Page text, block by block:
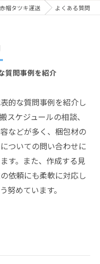
帽タツキ運送 よくある質問
質問事例を紹介
的な質問事例を紹介し
スケジュールの相談、
などが多く、梱包材の
ついての問い合わせに
す。また、作成する見
依頼にも柔軟に対応し
努めています。